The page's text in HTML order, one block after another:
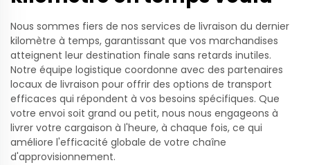
Nous sommes fiers de nos services de livraison du dernier
kilomètre à temps, garantissant que vos marchandises
atteignent leur destination finale sans retards inutiles.
Notre équipe logistique coordonne avec des partenaires
locaux de livraison pour offrir des options de transport
efficaces qui répondent à vos besoins spécifiques. Que
votre envoi soit grand ou petit, nous nous engageons à
livrer votre cargaison à l'heure, à chaque fois, ce qui
améliore l'efficacité globale de votre chaîne
d'approvisionnement.